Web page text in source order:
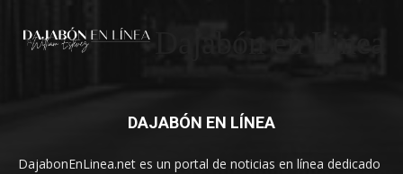
DAJABÓN EN LÍNEA
DajabonEnLinea.net es un portal de noticias en línea dedicado